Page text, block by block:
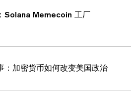
距离根斯勒仅几英尺的地方回应
助的，但在这个领域，我们确实
，但我们选择不提供。” 这场交
多年来SEC在加密货币监管方法
了该机构内部在加密货币行业广泛
一问题上的党派分歧，这一问题
要遵守该机构数十年来制定的与
表示，“除了比特币之外的一切”
Solana Memecoin 工厂
加密货币如何改变美国政治